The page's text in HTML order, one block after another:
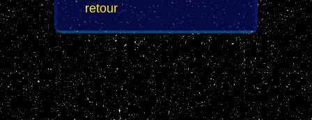
retour